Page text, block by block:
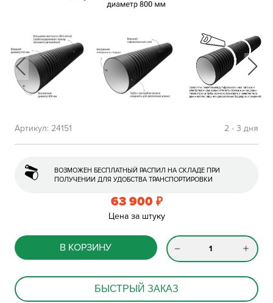
2 - 3 дня
Артикул: 24151
ВОЗМОЖЕН БЕСПЛАТНЫЙ РАСПИЛ НА СКЛАДЕ ПРИ
ПОЛУЧЕНИИ ДЛЯ УДОБСТВА ТРАНСПОРТИРОВКИ
63 900 ₽
Цена за штуку
В КОРЗИНУ
БЫСТРЫЙ ЗАКАЗ